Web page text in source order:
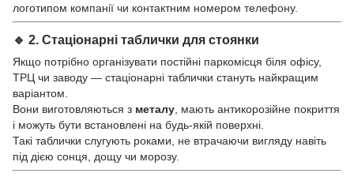
логотипом компанії чи контактним номером телефону.
🔹 2. Стаціонарні таблички для стоянки
Якщо потрібно організувати постійні паркомісця біля офісу,
ТРЦ чи заводу — стаціонарні таблички стануть найкращим
варіантом.
Вони виготовляються з металу, мають антикорозійне покриття
і можуть бути встановлені на будь-якій поверхні.
Такі таблички слугують роками, не втрачаючи вигляду навіть
під дією сонця, дощу чи морозу.